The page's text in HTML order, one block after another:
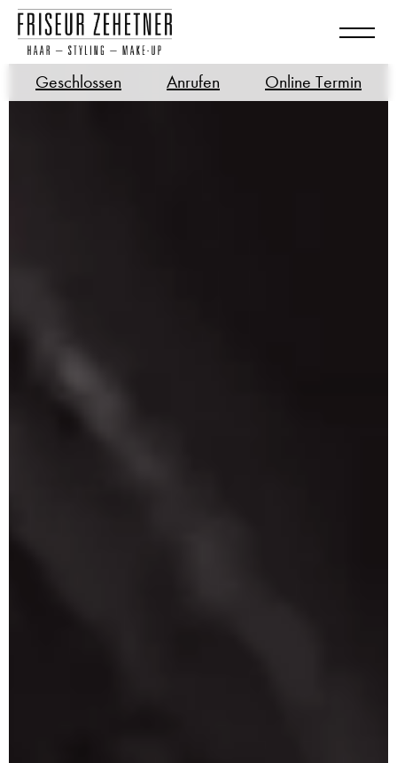
Geschlossen Anrufen Online Termin